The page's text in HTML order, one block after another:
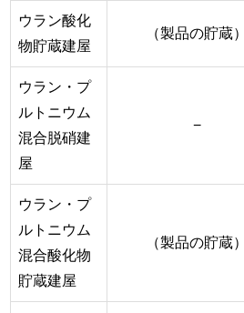
ウラン酸化
物貯蔵建屋
（製品の貯蔵）
ウラン・プ
ルトニウム
混合脱硝建
屋
−
ウラン・プ
ルトニウム
混合酸化物
貯蔵建屋
（製品の貯蔵）